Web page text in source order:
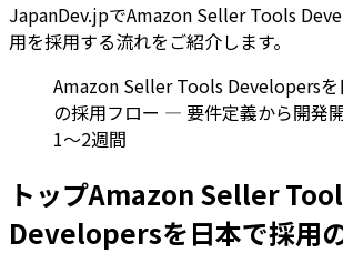
JapanDev.jpでAmazon Seller Tools
用を採用する流れをご紹介します。
Amazon Seller Tools Developersを
の採用フロー — 要件定義から開発
1〜2週間
トップAmazon Seller
Developersを日本で採用